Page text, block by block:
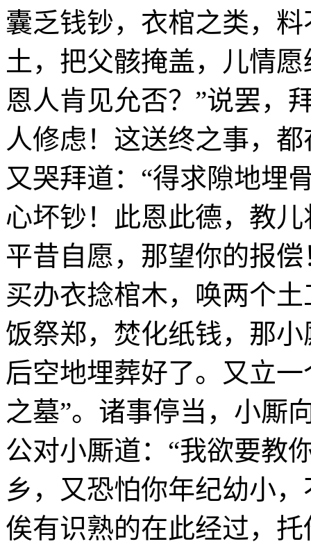
囊乏钱钞，衣棺之类，
土，把父骸掩盖，儿情
恩人肯见允否？”说罢，
人修虑！这送终之事，
又哭拜道：“得求隙地埋
心坏钞！此恩此德，教
平昔自愿，那望你的报
买办衣捻棺木，唤两个
饭祭郑，焚化纸钱，那
后空地埋葬好了。又立
之墓”。诸事停当，小厮
公对小厮道：“我欲要教
乡，又恐怕你年纪幼小
俟有识熟的在此经过，